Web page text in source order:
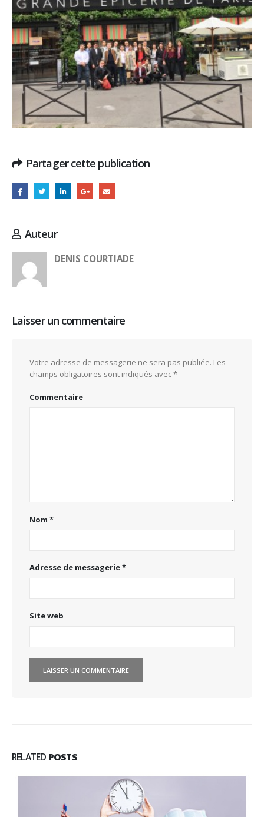
Partager cette publication
Auteur
DENIS COURTIADE
Laisser un commentaire
Votre adresse de messagerie ne sera pas publiée. Les
champs obligatoires sont indiqués avec*
Commentaire
Nom *
Adresse de messagerie*
Site web
RELATED POSTS